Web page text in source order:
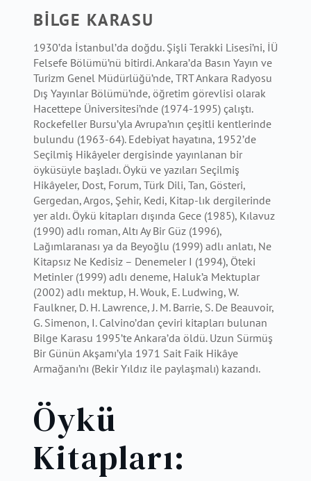
BİLGE KARASU
1930’da İstanbul’da doğdu. Şişli Terakki Lisesi’ni, İÜ
Felsefe Bölümü’nü bitirdi. Ankara’da Basın Yayın ve
Turizm Genel Müdürlüğü’nde, TRT Ankara Radyosu
Dış Yayınlar Bölümü’nde, öğretim görevlisi olarak
Hacettepe Üniversitesi’nde (1974-1995) çalıştı.
Rockefeller Bursu’yla Avrupa’nın çeşitli kentlerinde
bulundu (1963-64). Edebiyat hayatına, 1952’de
Seçilmiş Hikâyeler dergisinde yayınlanan bir
öyküsüyle başladı. Öykü ve yazıları Seçilmiş
Hikâyeler, Dost, Forum, Türk Dili, Tan, Gösteri,
Gergedan, Argos, Şehir, Kedi, Kitap-lık dergilerinde
yer aldı. Öykü kitapları dışında Gece (1985), Kılavuz
(1990) adlı roman, Altı Ay Bir Güz (1996),
Lağımlaranası ya da Beyoğlu (1999) adlı anlatı, Ne
Kitapsız Ne Kedisiz – Denemeler I (1994), Öteki
Metinler (1999) adlı deneme, Haluk’a Mektuplar
(2002) adlı mektup, H. Wouk, E. Ludwing, W.
Faulkner, D. H. Lawrence, J. M. Barrie, S. De Beauvoir,
G. Simenon, I. Calvino’dan çeviri kitapları bulunan
Bilge Karasu 1995’te Ankara’da öldü. Uzun Sürmüş
Bir Günün Akşamı’yla 1971 Sait Faik Hikâye
Armağanı’nı (Bekir Yıldız ile paylaşmalı) kazandı.
Öykü
Kitapları: